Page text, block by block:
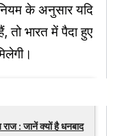
के अनुसार यदि
तो भारत में पैदा हुए
: जानें क्यों है धनबाद